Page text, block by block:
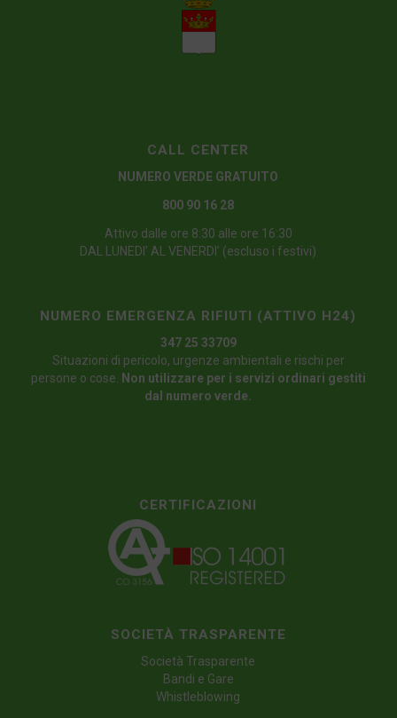
CALL CENTER
NUMERO VERDE GRATUITO
800 90 16 28
Attivo dalle ore 8:30 alle ore 16:30
DAL LUNEDI’ AL VENERDI’ (escluso i festivi)
NUMERO EMERGENZA RIFIUTI (ATTIVO H24)
347 25 33709
Situazioni di pericolo, urgenze ambientali e rischi per
persone o cose.
Non utilizzare per i servizi ordinari gestiti
dal numero verde.
CERTIFICAZIONI
SOCIETÀ TRASPARENTE
Società Trasparente
Bandi e Gare
Whistleblowing